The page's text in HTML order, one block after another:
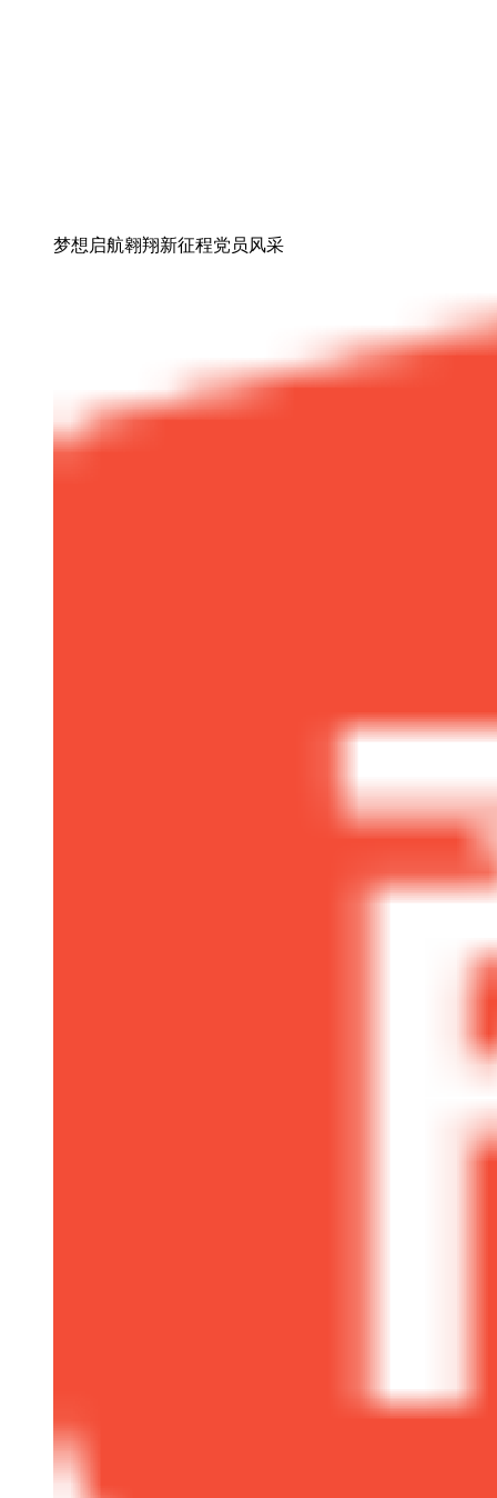
梦想启航翱翔新征程党员风采